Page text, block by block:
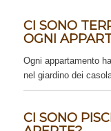
CI SONO
OGNI
Ogni appartamento
nel giardino dei
CI SONO